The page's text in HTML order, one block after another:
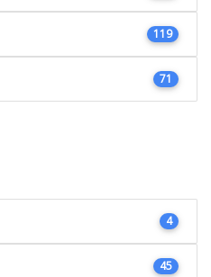
119
71
4
45